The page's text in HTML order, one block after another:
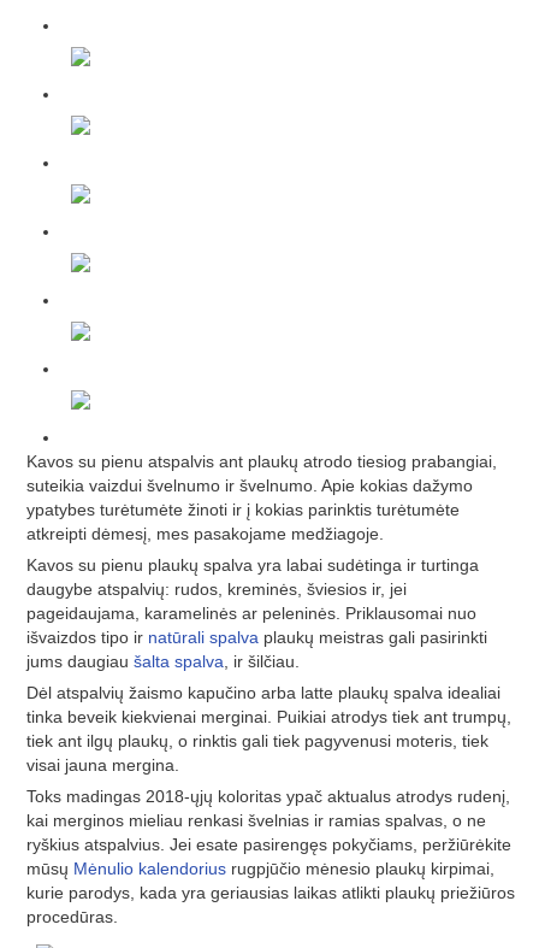
Kavos su pienu atspalvis ant plaukų atrodo tiesiog prabangiai,
suteikia vaizdui švelnumo ir švelnumo. Apie kokias dažymo
ypatybes turėtumėte žinoti ir į kokias parinktis turėtumėte
atkreipti dėmesį, mes pasakojame medžiagoje.
Kavos su pienu plaukų spalva yra labai sudėtinga ir turtinga
daugybe atspalvių: rudos, kreminės, šviesios ir, jei
pageidaujama, karamelinės ar peleninės. Priklausomai nuo
išvaizdos tipo ir natūrali spalva plaukų meistras gali pasirinkti
jums daugiau šalta spalva, ir šilčiau.
Dėl atspalvių žaismo kapučino arba latte plaukų spalva idealiai
tinka beveik kiekvienai merginai. Puikiai atrodys tiek ant trumpų,
tiek ant ilgų plaukų, o rinktis gali tiek pagyvenusi moteris, tiek
visai jauna mergina.
Toks madingas 2018-ųjų koloritas ypač aktualus atrodys rudenį,
kai merginos mieliau renkasi švelnias ir ramias spalvas, o ne
ryškius atspalvius. Jei esate pasirengęs pokyčiams, peržiūrėkite
mūsų Mėnulio kalendorius rugpjūčio mėnesio plaukų kirpimai,
kurie parodys, kada yra geriausias laikas atlikti plaukų priežiūros
procedūras.